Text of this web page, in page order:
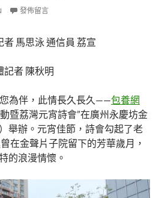
發佈留言
者 馬思泳 通信員 荔宣
記者 陳秋明
為伴，此情長久長久——包養網
暨荔灣元宵詩會”在廣州永慶坊金
舉辦。元宵佳節，詩會勾起了老
在金聲片子院留下的芳華歲月，
的浪漫情懷。